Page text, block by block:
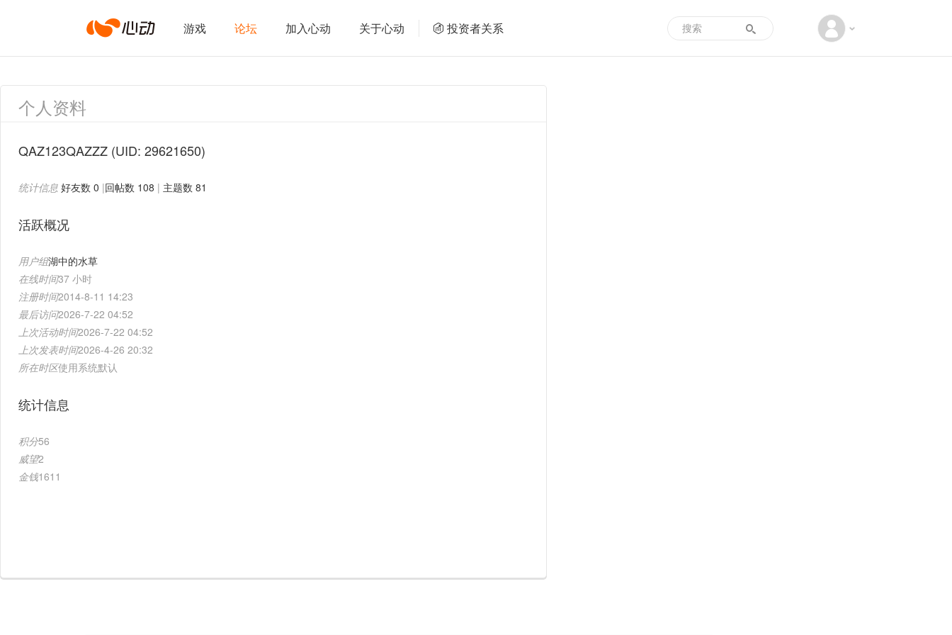
心
动
络
游戏 论坛 加入心动 关于心动 投资者关系
个人资料
QAZ123QAZZZ (UID: 29621650)
统计信息 好友数 0 |回帖数 108 | 主题数 81
活跃概况
用户组湖中的水草
在线时间37 小时
注册时间2014-8-11 14:23
最后访问2026-7-22 04:52
上次活动时间2026-7-22 04:52
上次发表时间2026-4-26 20:32
所在时区使用系统默认
统计信息
积分56
威望2
金钱1611